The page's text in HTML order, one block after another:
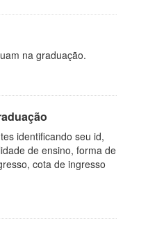
na graduação.
identificando seu id,
de ensino, forma de
cota de ingresso